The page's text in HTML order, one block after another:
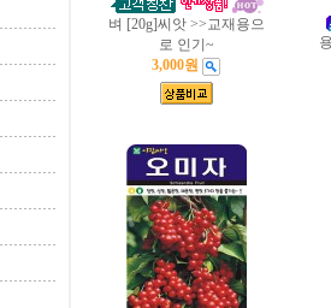
벼 [20g]씨앗 >>교재용으
로 인기~
3,000원